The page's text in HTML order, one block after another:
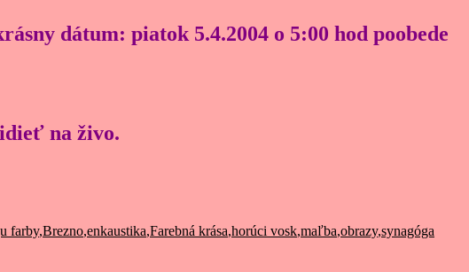
dátum: piatok 5.4.2004 o 5:00 hod poobede
na živo.
farby,Brezno,enkaustika,Farebná krása,horúci vosk,maľba,obrazy,synagóga